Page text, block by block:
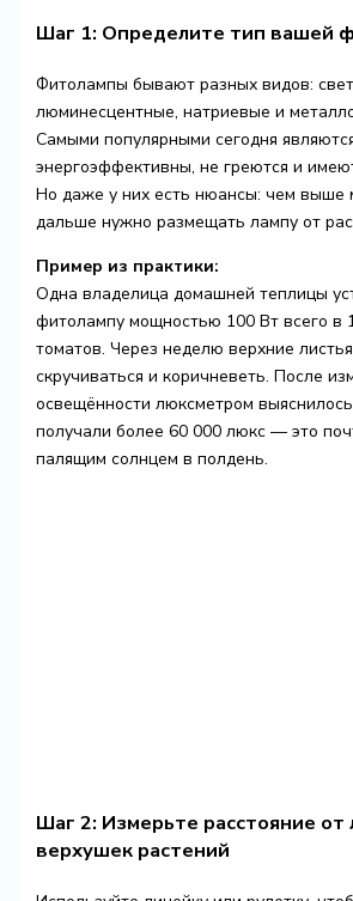
Шаг 1: Определите тип вашей
Фитолампы бывают разных видов:
люминесцентные, натриевые и
Самыми популярными сегодня
энергоэффективны, не греются и
Но даже у них есть нюансы: чем выше
дальше нужно размещать лампу от
Пример из практики:
Одна владелица домашней теплицы
фитолампу мощностью 100 Вт всего в
томатов. Через неделю верхние
скручиваться и коричневеть. После
освещённости люксметром
получали более 60 000 люкс — это
палящим солнцем в полдень.
Шаг 2: Измерьте расстояние от
верхушек растений